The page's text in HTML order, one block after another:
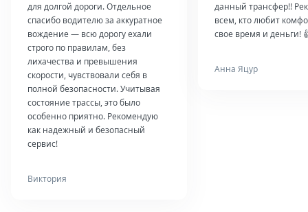
для долгой дороги. Отдельное
спасибо водителю за аккуратное
вождение — всю дорогу ехали
строго по правилам, без
лихачества и превышения
скорости, чувствовали себя в
полной безопасности. Учитывая
состояние трассы, это было
особенно приятно. Рекомендую
как надежный и безопасный
сервис!
Виктория
данный трансфер!!
всем, кто любит
свое время и деньги!
Анна Яцур